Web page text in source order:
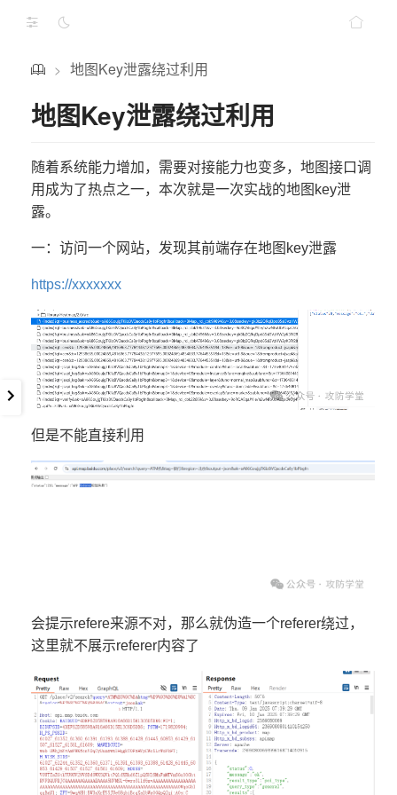
> 地图Key泄露绕过利用
地图Key泄露绕过利用
随着系统能力增加，需要对接能力也变多，地图接口调
用成为了热点之一，本次就是一次实战的地图key泄
露。
一：访问一个网站，发现其前端存在地图key泄露
https://xxxxxxx
但是不能直接利用
会提示refere来源不对，那么就伪造一个referer绕过，
这里就不展示referer内容了